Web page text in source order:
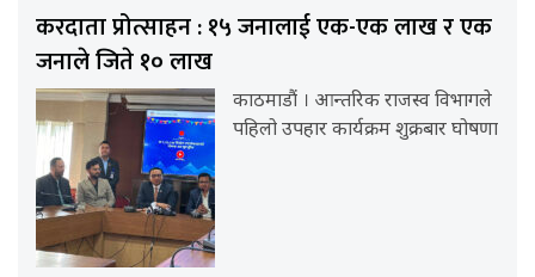
करदाता प्रोत्साहन : १५ जनालाई एक-एक लाख र एक
जनाले जिते १० लाख
काठमाडौं । आन्तरिक राजस्व विभागले
पहिलो उपहार कार्यक्रम शुक्रबार घोषणा